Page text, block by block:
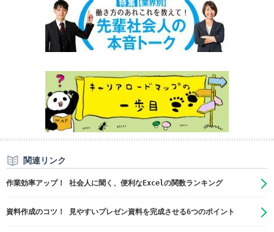
関連リンク
作業効率アップ！ 社会人に聞く、便利なExcelの関数ランキング
資料作成のコツ！ 見やすいプレゼン資料を完成させる6つのポイント